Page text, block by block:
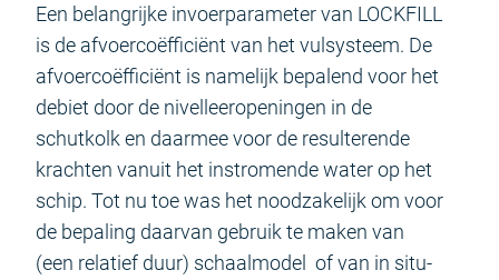
Een belangrijke invoerparameter van LOCKFILL
is de afvoercoëfficiënt van het vulsysteem. De
afvoercoëfficiënt is namelijk bepalend voor het
debiet door de nivelleeropeningen in de
schutkolk en daarmee voor de resulterende
krachten vanuit het instromende water op het
schip. Tot nu toe was het noodzakelijk om voor
de bepaling daarvan gebruik te maken van
(een relatief duur) schaalmodel of van in situ-